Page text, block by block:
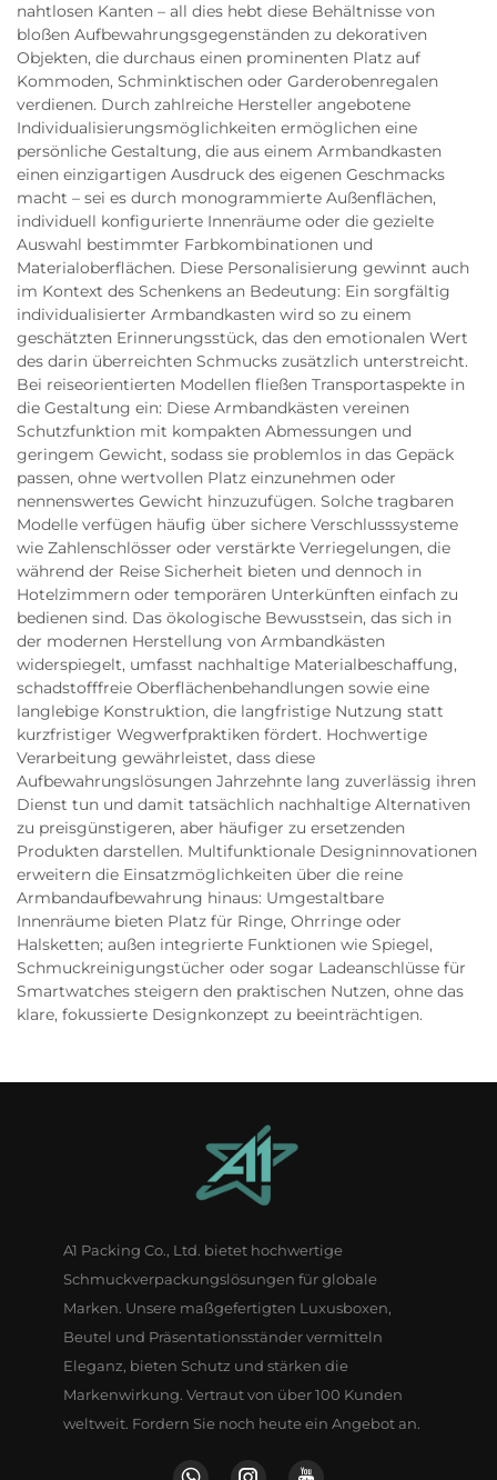
nahtlosen Kanten – all dies hebt diese Behältnisse von
bloßen Aufbewahrungsgegenständen zu dekorativen
Objekten, die durchaus einen prominenten Platz auf
Kommoden, Schminktischen oder Garderobenregalen
verdienen. Durch zahlreiche Hersteller angebotene
Individualisierungsmöglichkeiten ermöglichen eine
persönliche Gestaltung, die aus einem Armbandkasten
einen einzigartigen Ausdruck des eigenen Geschmacks
macht – sei es durch monogrammierte Außenflächen,
individuell konfigurierte Innenräume oder die gezielte
Auswahl bestimmter Farbkombinationen und
Materialoberflächen. Diese Personalisierung gewinnt auch
im Kontext des Schenkens an Bedeutung: Ein sorgfältig
individualisierter Armbandkasten wird so zu einem
geschätzten Erinnerungsstück, das den emotionalen Wert
des darin überreichten Schmucks zusätzlich unterstreicht.
Bei reiseorientierten Modellen fließen Transportaspekte in
die Gestaltung ein: Diese Armbandkästen vereinen
Schutzfunktion mit kompakten Abmessungen und
geringem Gewicht, sodass sie problemlos in das Gepäck
passen, ohne wertvollen Platz einzunehmen oder
nennenswertes Gewicht hinzuzufügen. Solche tragbaren
Modelle verfügen häufig über sichere Verschlusssysteme
wie Zahlenschlösser oder verstärkte Verriegelungen, die
während der Reise Sicherheit bieten und dennoch in
Hotelzimmern oder temporären Unterkünften einfach zu
bedienen sind. Das ökologische Bewusstsein, das sich in
der modernen Herstellung von Armbandkästen
widerspiegelt, umfasst nachhaltige Materialbeschaffung,
schadstofffreie Oberflächenbehandlungen sowie eine
langlebige Konstruktion, die langfristige Nutzung statt
kurzfristiger Wegwerfpraktiken fördert. Hochwertige
Verarbeitung gewährleistet, dass diese
Aufbewahrungslösungen Jahrzehnte lang zuverlässig ihren
Dienst tun und damit tatsächlich nachhaltige Alternativen
zu preisgünstigeren, aber häufiger zu ersetzenden
Produkten darstellen. Multifunktionale Designinnovationen
erweitern die Einsatzmöglichkeiten über die reine
Armbandaufbewahrung hinaus: Umgestaltbare
Innenräume bieten Platz für Ringe, Ohrringe oder
Halsketten; außen integrierte Funktionen wie Spiegel,
Schmuckreinigungstücher oder sogar Ladeanschlüsse für
Smartwatches steigern den praktischen Nutzen, ohne das
klare, fokussierte Designkonzept zu beeinträchtigen.
A1 Packing Co., Ltd. bietet hochwertige
Schmuckverpackungslösungen für globale
Marken. Unsere maßgefertigten Luxusboxen,
Beutel und Präsentationsständer vermitteln
Eleganz, bieten Schutz und stärken die
Markenwirkung. Vertraut von über 100 Kunden
weltweit. Fordern Sie noch heute ein Angebot an.